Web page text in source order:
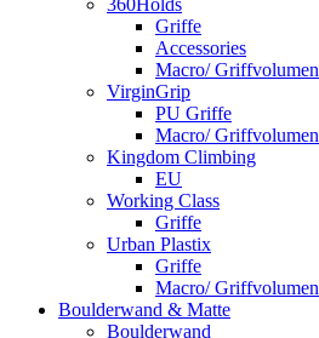
360Holds
Griffe
Accessories
Macro/ Griffvolumen
VirginGrip
PU Griffe
Macro/ Griffvolumen
Kingdom Climbing
EU
Working Class
Griffe
Urban Plastix
Griffe
Macro/ Griffvolumen
Boulderwand & Matte
Boulderwand